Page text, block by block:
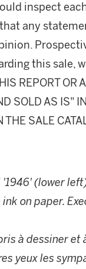
inspect
any
this sale,
REPORT OR
SOLD AS IS"
SALE
(lower
on paper.
à dessiner
yeux les